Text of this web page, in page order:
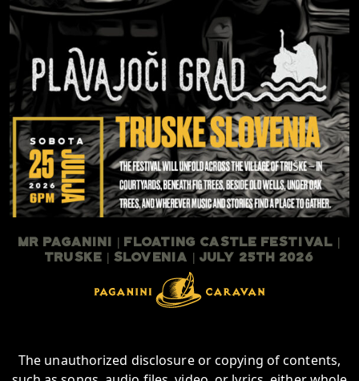
Mr Paganini | Floating Castle Festival |
TruSKE | Slovenia | July 25th 2026
The unauthorized disclosure or copying of contents,